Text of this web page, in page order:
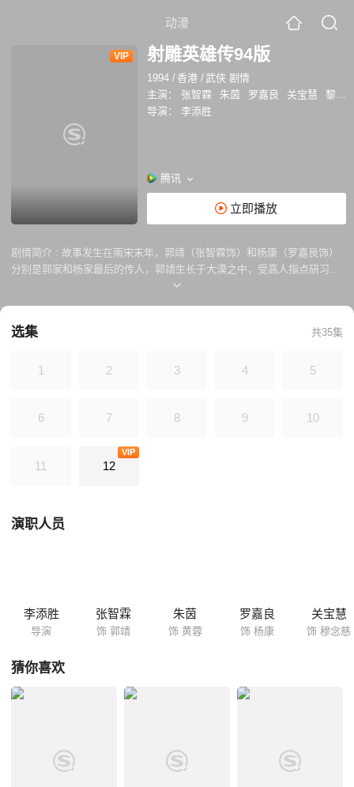
动漫
VIP 射雕英雄传94版
1994 / 香港 / 武侠 剧情
主演：
张智霖 朱茵 罗嘉良 关宝慧
黎耀祥
导演：
李添胜
腾讯
立即播放
剧情简介 : 故事发生在南宋末年，郭靖（张智霖饰）和杨康（罗嘉良饰）
分别是郭家和杨家最后的传人，郭靖生长于大漠之中，受高人指点研习武
艺，为人忠厚正直，而杨康则被金人完颜洪烈（王伟饰）收养，成为了太
北丐洪七公（刘丹饰）和周伯通（黎耀祥饰）的指点，分别习得了江湖失
自己的杀父仇人，然而，在利益的驱使下，他认贼作父，更联合邪恶的西
选集 共35集
1 2 3 4 5
6 7 8 9 10
11 12
VIP
演职人员
李添胜
导演
张智霖
饰 郭靖
朱茵
饰 黄蓉
罗嘉良
饰 杨康
关宝慧
饰 穆念慈
猜你喜欢